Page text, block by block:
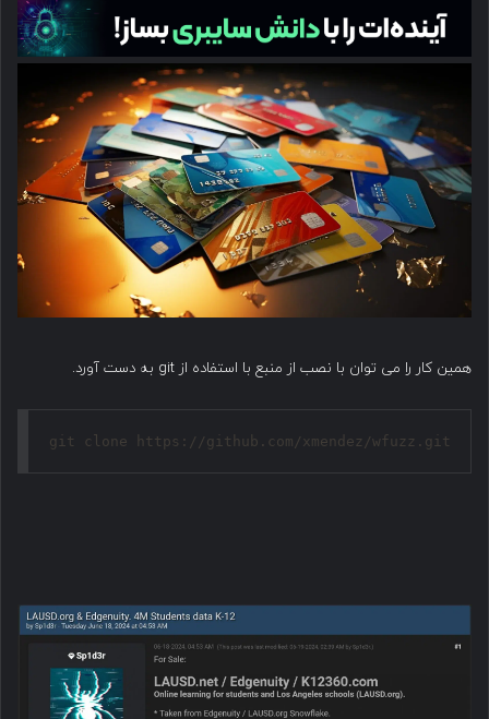
همین کار را می توان با نصب از منبع با استفاده از git به دست آورد.
git clone https://github.com/xmendez/wfuzz.git